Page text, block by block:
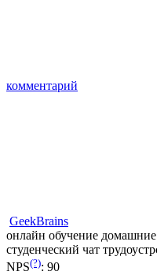
комментарий
GeekBrains
онлайн обучение домашние
студенческий чат
NPS(?): 90